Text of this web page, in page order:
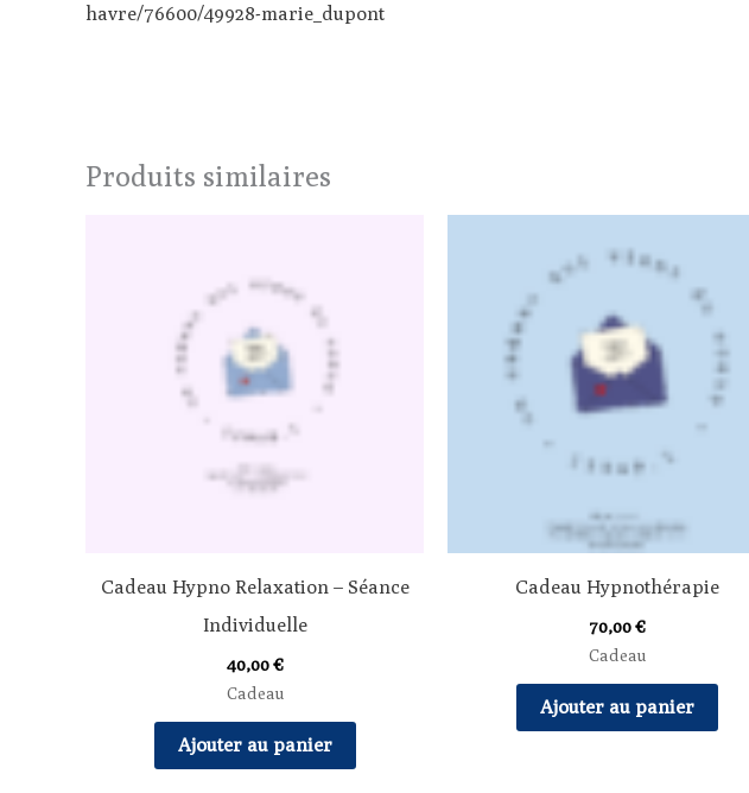
havre/76600/49928-marie_dupont
Produits similaires
Cadeau Hypno Relaxation – Séance
Individuelle
40,00€
Cadeau
Ajouter au panier
Cadeau Hypnothérapie
70,00€
Cadeau
Ajouter au panier